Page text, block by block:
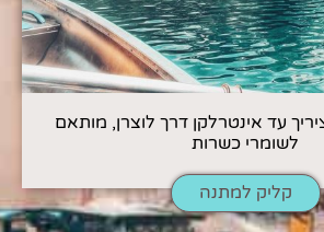
ציריך עד אינטרלקן דרך לוצרן, מותאם
לשומרי כשרות
קליק למתנה